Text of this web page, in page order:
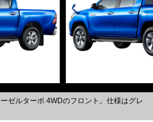
ゼルターボ 4WDのフロント。仕様はグレ